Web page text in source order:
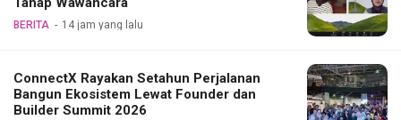
BERITA 14 jam yang lalu
ConnectX Rayakan Setahun Perjalanan
Bangun Ekosistem Lewat Founder dan
Builder Summit 2026